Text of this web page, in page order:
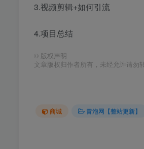
3.视频剪辑+如何引流
4.项目总结
© 版权声明
文章版权归作者所有，未经允许请勿转
商城 冒泡网【整站更新】